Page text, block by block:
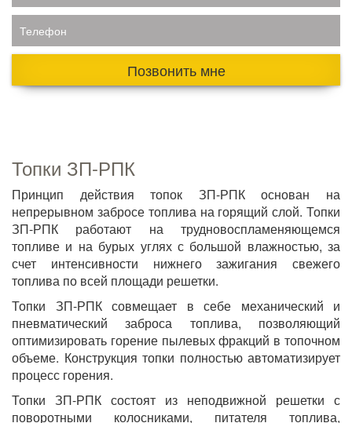
Телефон
Позвонить мне
Топки ЗП-РПК
Принцип действия топок ЗП-РПК основан на
непрерывном забросе топлива на горящий слой. Топки
ЗП-РПК работают на трудновоспламеняющемся
топливе и на бурых углях с большой влажностью, за
счет интенсивности нижнего зажигания свежего
топлива по всей площади решетки.
Топки ЗП-РПК совмещает в себе механический и
пневматический заброса топлива, позволяющий
оптимизировать горение пылевых фракций в топочном
объеме. Конструкция топки полностью автоматизирует
процесс горения.
Топки ЗП-РПК состоят из неподвижной решетки с
поворотными колосниками, питателя топлива,